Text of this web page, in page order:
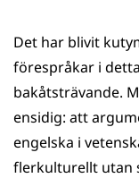
Det har blivit
förespråkar i
bakåtsträvande.
ensidig: att
engelska i
flerkulturellt utan